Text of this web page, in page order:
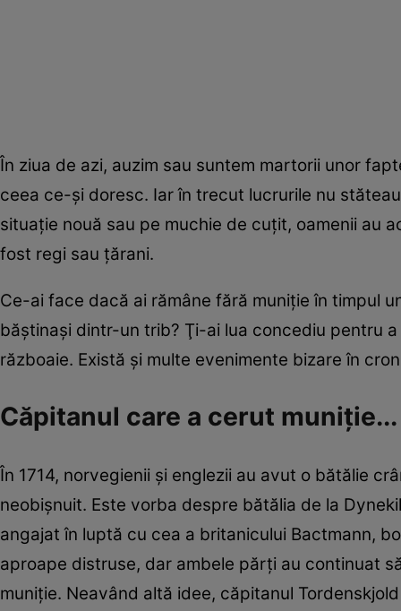
În ziua de azi, auzim sau suntem martorii unor
ceea ce-şi doresc. Iar în trecut lucrurile nu
situaţie nouă sau pe muchie de cuţit, oamenii au
fost regi sau ţărani.
Ce-ai face dacă ai rămâne fără muniţie în timpul
băştinaşi dintr-un trib? Ţi-ai lua concediu pentru
războaie. Există şi multe evenimente bizare în
Căpitanul care a cerut
În 1714, norvegienii şi englezii au avut o bătălie
neobişnuit. Este vorba despre bătălia de la
angajat în luptă cu cea a britanicului Bactmann,
aproape distruse, dar ambele părţi au continuat
muniţie. Neavând altă idee, căpitanul